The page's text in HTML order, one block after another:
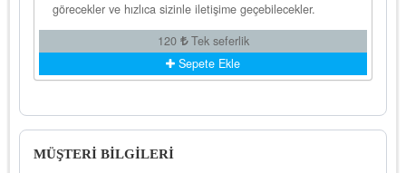
görecekler ve hızlıca sizinle iletişime geçebilecekler.
120
Tek seferlik
Sepete Ekle
MÜŞTERİ BİLGİLERİ